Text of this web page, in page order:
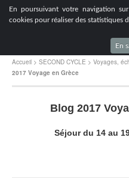
En poursuivant votre navigation
cookies pour réaliser des statistiques
En
Lycée du
Accueil > SECOND CYCLE > Voyages,
2017 Voyage en Grèce
Blog 2017
Séjour du 14 au